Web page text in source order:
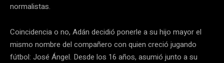
normalistas.
Coincidencia o no, Adán decidió ponerle a su hijo mayor el
mismo nombre del compañero con quien creció jugando
fútbol: José Ángel. Desde los 16 años, asumió junto a su